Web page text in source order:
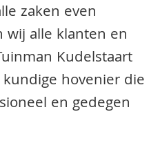
zaken even
alle klanten en
Kudelstaart
hovenier die
en gedegen